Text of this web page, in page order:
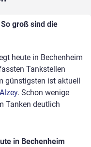
groß sind die
heute in Bechenheim
Tankstellen
günstigsten ist aktuell
. Schon wenige
Tanken deutlich
in Bechenheim